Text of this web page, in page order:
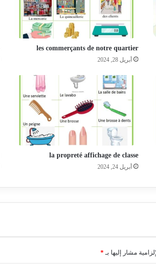
les commerçants de notre quartier
أبريل 28, 2024
la propreté affichage de classe
أبريل 24, 2024
مشار إليها بـ *